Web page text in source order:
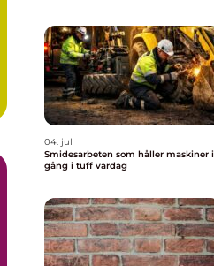
04. jul
Smidesarbeten som håller maskiner i
gång i tuff vardag